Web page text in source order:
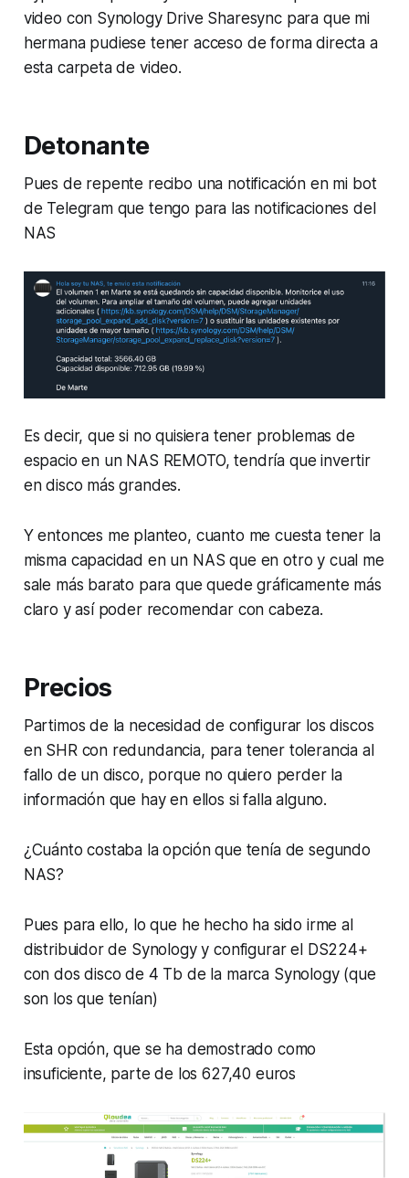
video con Synology Drive Sharesync para que mi
hermana pudiese tener acceso de forma directa a
esta carpeta de video.
Detonante
Pues de repente recibo una notificación en mi bot
de Telegram que tengo para las notificaciones del
NAS
Es decir, que si no quisiera tener problemas de
espacio en un NAS REMOTO, tendría que invertir
en disco más grandes.
Y entonces me planteo, cuanto me cuesta tener la
misma capacidad en un NAS que en otro y cual me
sale más barato para que quede gráficamente más
claro y así poder recomendar con cabeza.
Precios
Partimos de la necesidad de configurar los discos
en SHR con redundancia, para tener tolerancia al
fallo de un disco, porque no quiero perder la
información que hay en ellos si falla alguno.
¿Cuánto costaba la opción que tenía de segundo
NAS?
Pues para ello, lo que he hecho ha sido irme al
distribuidor de Synology y configurar el DS224+
con dos disco de 4 Tb de la marca Synology (que
son los que tenían)
Esta opción, que se ha demostrado como
insuficiente, parte de los 627,40 euros